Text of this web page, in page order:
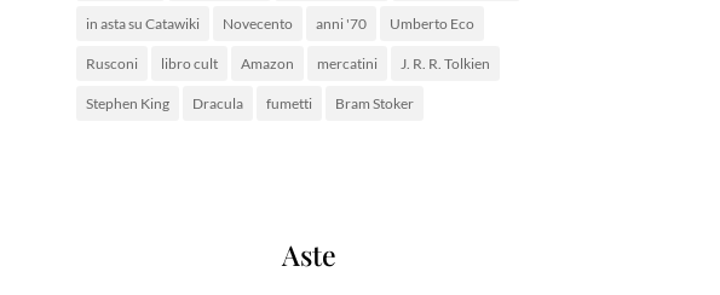
in asta su Catawiki Novecento anni '70 Umberto Eco
Rusconi libro cult Amazon mercatini J. R. R. Tolkien
Stephen King Dracula fumetti Bram Stoker
Aste